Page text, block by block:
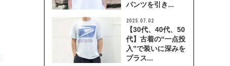
パンツを引き...
2025.07.02
【30代、40代、50
代】古着の“一点投
入”で装いに深みを
プラス...